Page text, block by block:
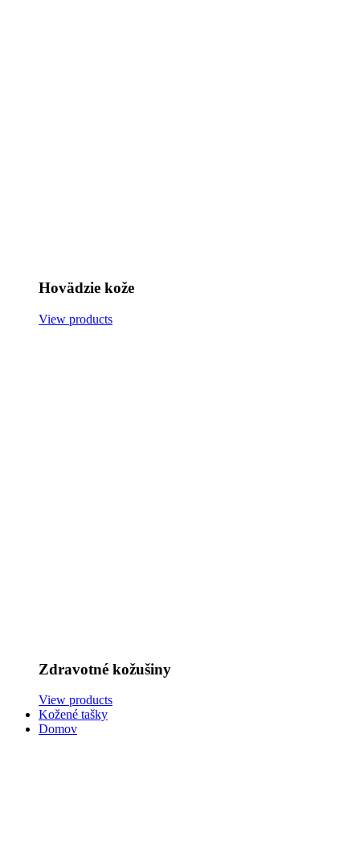
Hovädzie kože
View products
Zdravotné kožušiny
View products
Kožené tašky
Domov